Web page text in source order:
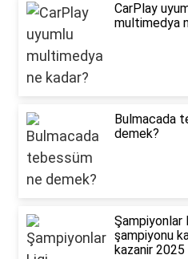
CarPlay
multimedya
Bulmacada
demek?
Şampiyonlar
şampiyonu
kazanir 2025